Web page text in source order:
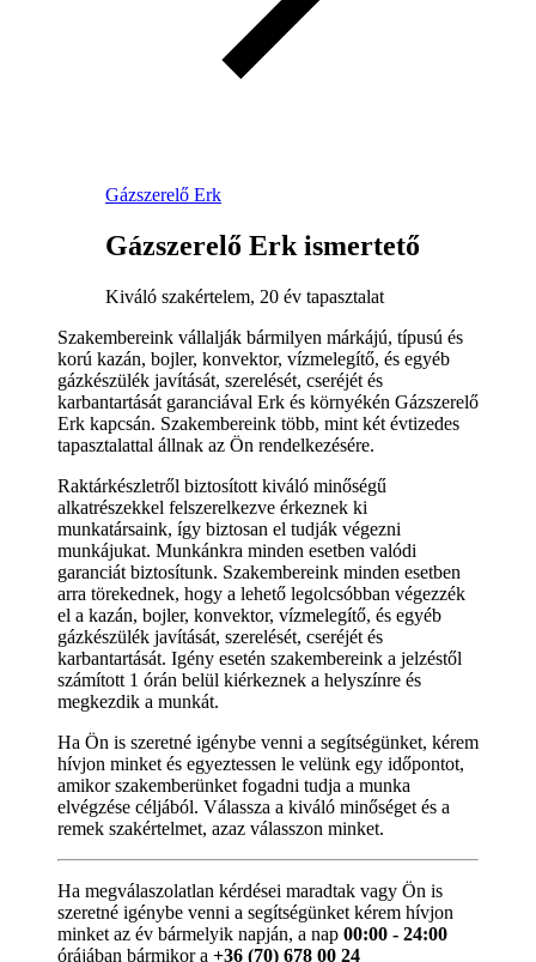
Gázszerelő Erk
Gázszerelő Erk ismertető
Kiváló szakértelem, 20 év tapasztalat
Szakembereink vállalják bármilyen márkájú, típusú és
korú kazán, bojler, konvektor, vízmelegítő, és egyéb
gázkészülék javítását, szerelését, cseréjét és
karbantartását garanciával Erk és környékén Gázszerelő
Erk kapcsán. Szakembereink több, mint két évtizedes
tapasztalattal állnak az Ön rendelkezésére.
Raktárkészletről biztosított kiváló minőségű
alkatrészekkel felszerelkezve érkeznek ki
munkatársaink, így biztosan el tudják végezni
munkájukat. Munkánkra minden esetben valódi
garanciát biztosítunk. Szakembereink minden esetben
arra törekednek, hogy a lehető legolcsóbban végezzék
el a kazán, bojler, konvektor, vízmelegítő, és egyéb
gázkészülék javítását, szerelését, cseréjét és
karbantartását. Igény esetén szakembereink a jelzéstől
számított 1 órán belül kiérkeznek a helyszínre és
megkezdik a munkát.
Ha Ön is szeretné igénybe venni a segítségünket, kérem
hívjon minket és egyeztessen le velünk egy időpontot,
amikor szakemberünket fogadni tudja a munka
elvégzése céljából. Válassza a kiváló minőséget és a
remek szakértelmet, azaz válasszon minket.
Ha megválaszolatlan kérdései maradtak vagy Ön is
szeretné igénybe venni a segítségünket kérem hívjon
minket az év bármelyik napján, a nap 00:00 - 24:00
órájában bármikor a +36 (70) 678 00 24